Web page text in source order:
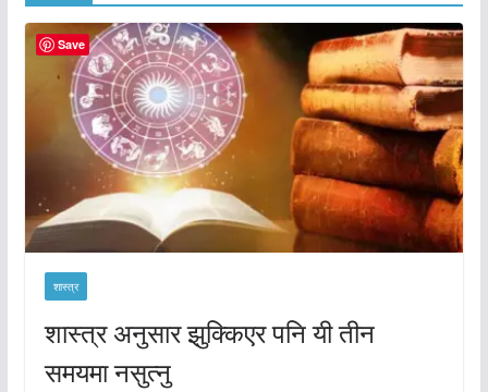
शास्त्र
शास्त्र अनुसार झुक्किएर पनि यी तीन
समयमा नसुत्नु
Save